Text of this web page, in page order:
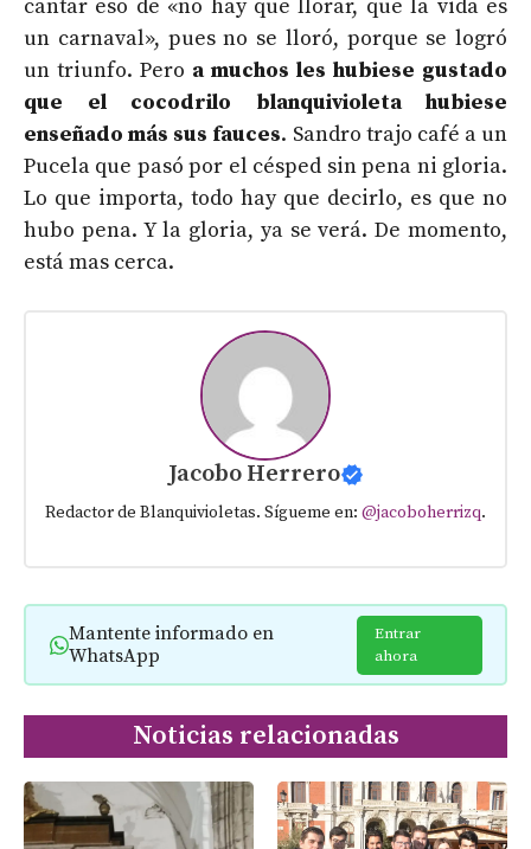
cantar eso de «no hay que llorar, que la vida es
un carnaval», pues no se lloró, porque se logró
un triunfo. Pero a muchos les hubiese gustado
que el cocodrilo blanquivioleta hubiese
enseñado más sus fauces. Sandro trajo café a un
Pucela que pasó por el césped sin pena ni gloria.
Lo que importa, todo hay que decirlo, es que no
hubo pena. Y la gloria, ya se verá. De momento,
está mas cerca.
Jacobo Herrero
Redactor de Blanquivioletas. Sígueme en: @jacoboherrizq.
Mantente informado en
WhatsApp
Entrar
ahora
Noticias relacionadas